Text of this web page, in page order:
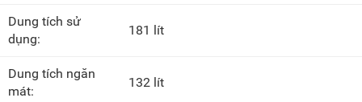
Dung tích sử
dụng:
181 lít
Dung tích ngăn
mát:
132 lít